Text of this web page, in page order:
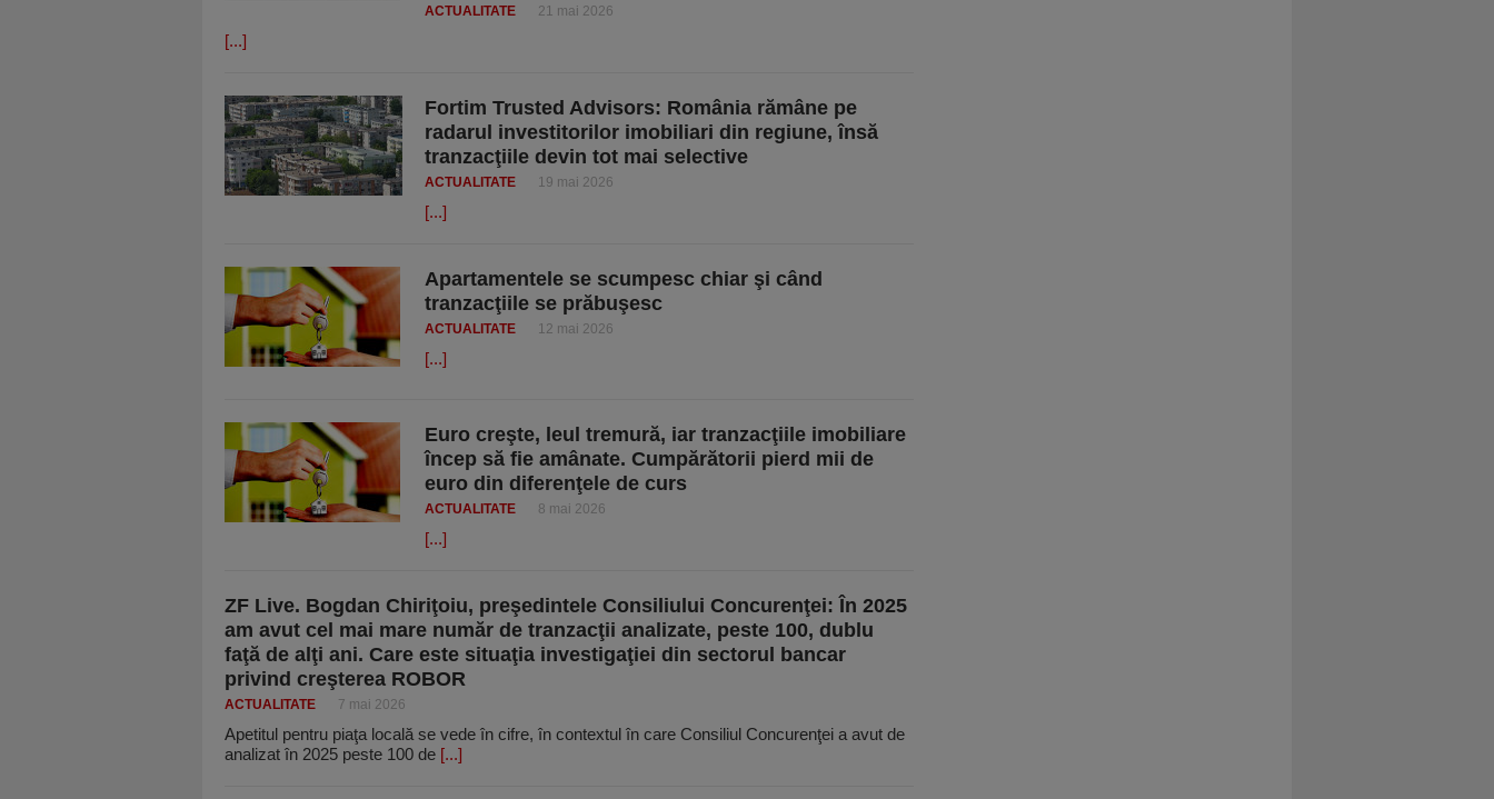
ACTUALITATE 21 mai 2026
[...]
Fortim Trusted Advisors: România rămâne pe
radarul investitorilor imobiliari din regiune, însă
tranzacţiile devin tot mai selective
ACTUALITATE 19 mai 2026
[...]
Apartamentele se scumpesc chiar şi când
tranzacţiile se prăbuşesc
ACTUALITATE 12 mai 2026
[...]
Euro creşte, leul tremură, iar tranzacţiile imobiliare
încep să fie amânate. Cumpărătorii pierd mii de
euro din diferenţele de curs
ACTUALITATE 8 mai 2026
[...]
ZF Live. Bogdan Chiriţoiu, preşedintele Consiliului Concurenţei: În 2025
am avut cel mai mare număr de tranzacţii analizate, peste 100, dublu
faţă de alţi ani. Care este situaţia investigaţiei din sectorul bancar
privind creşterea ROBOR
ACTUALITATE 7 mai 2026
Apetitul pentru piaţa locală se vede în cifre, în contextul în care Consiliul Concu­renţei a avut de
analizat în 2025 peste 100 de [...]